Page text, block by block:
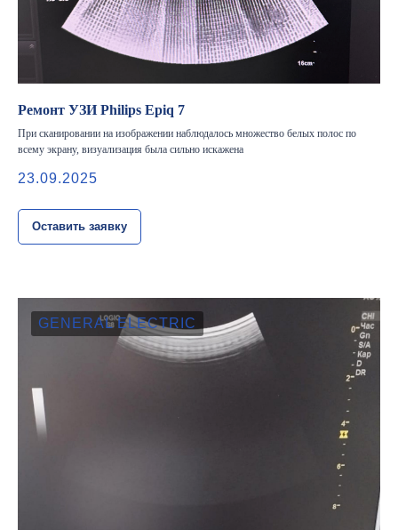
Ремонт УЗИ Philips Epiq 7
При сканировании на изображении наблюдалось множество белых полос по
всему экрану, визуализация была сильно искажена
23.09.2025
Оставить заявку
GENERAL ELECTRIC